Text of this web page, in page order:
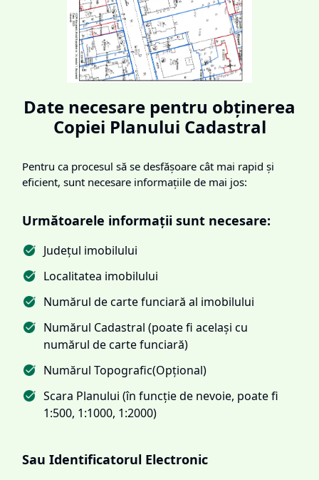
Date necesare pentru obținerea
Copiei Planului Cadastral
Pentru ca procesul să se desfășoare cât mai rapid și
eficient, sunt necesare informațiile de mai jos:
Următoarele informații sunt necesare:
Județul imobilului
Localitatea imobilului
Numărul de carte funciară al imobilului
Numărul Cadastral (poate fi același cu
numărul de carte funciară)
Numărul Topografic(Opțional)
Scara Planului (în funcție de nevoie, poate fi
1:500, 1:1000, 1:2000)
Sau Identificatorul Electronic